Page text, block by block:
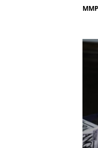
MMP